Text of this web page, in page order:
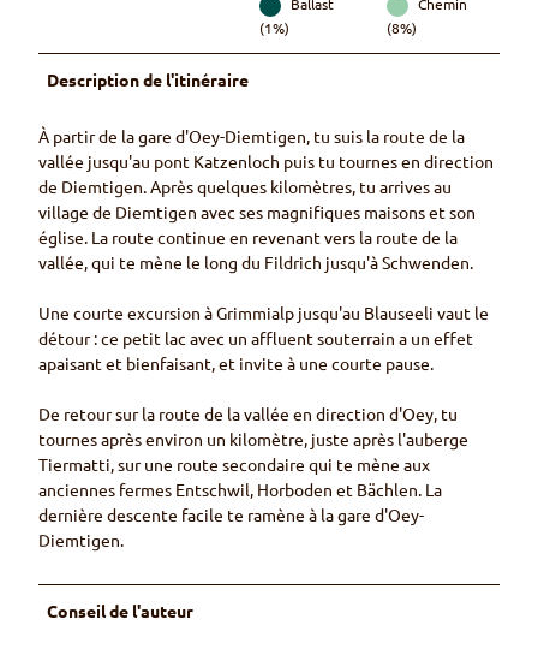
(1%)
(8%)
Description de l'itinéraire
À partir de la gare d'Oey-Diemtigen, tu suis la route de la
vallée jusqu'au pont Katzenloch puis tu tournes en direction
de Diemtigen. Après quelques kilomètres, tu arrives au
village de Diemtigen avec ses magnifiques maisons et son
église. La route continue en revenant vers la route de la
vallée, qui te mène le long du Fildrich jusqu'à Schwenden.
Une courte excursion à Grimmialp jusqu'au Blauseeli vaut le
détour : ce petit lac avec un affluent souterrain a un effet
apaisant et bienfaisant, et invite à une courte pause.
De retour sur la route de la vallée en direction d'Oey, tu
tournes après environ un kilomètre, juste après l'auberge
Tiermatti, sur une route secondaire qui te mène aux
anciennes fermes Entschwil, Horboden et Bächlen. La
dernière descente facile te ramène à la gare d'Oey-
Diemtigen.
Conseil de l'auteur